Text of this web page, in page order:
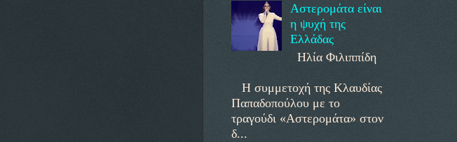
Αστερομάτα είναι
η ψυχή της
Ελλάδας
Ηλία Φιλιππίδη
Η συμμετοχή της Κλαυδίας
Παπαδοπούλου με το
τραγούδι «Αστερομάτα» στον
δ...